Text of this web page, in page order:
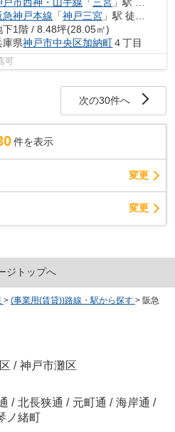
急神戸本線 「神戸三宮 」駅 徒歩6分
下1階 / 8.48坪(28.05㎡)
庫県神戸市中央区加納町４丁目
可
次の30件へ
件を表示
変更
変更
ジトップへ
> (事業用(賃貸))路線・駅から探す > 阪急
/ 神戸市灘区
/ 北長狭通 / 元町通 / 海岸通 /
ノ緒町